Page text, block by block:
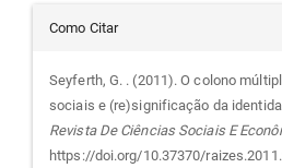
Detalhes
do
artigo
Como Citar
Seyferth, G. . (2011). O colono
sociais e (re)significação da
Revista De Ciências Sociais E
https://doi.org/10.37370/